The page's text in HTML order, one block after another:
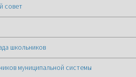
совет
школьников
муниципальной системы